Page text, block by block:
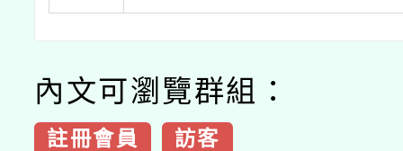
內文可瀏覽群組：
註冊會員 訪客